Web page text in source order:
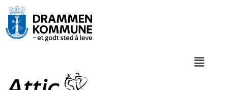
Skip
content
Menu